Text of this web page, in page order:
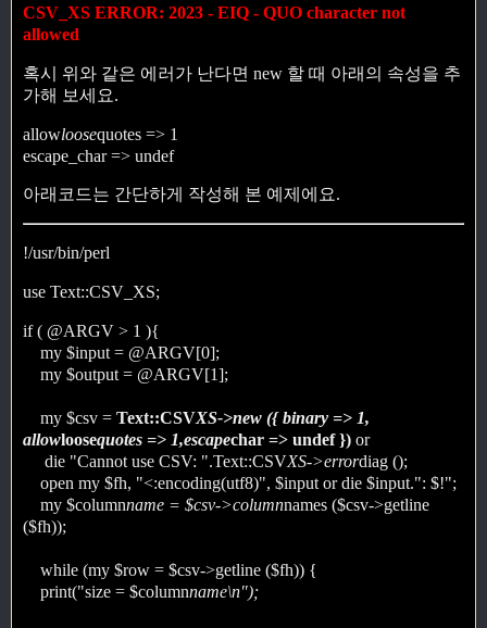
CSV_XS ERROR: 2023 - EIQ - QUO character not
allowed
혹시 위와 같은 에러가 난다면 new 할 때 아래의 속성을 추
가해 보세요.
allowloosequotes => 1
escape_char => undef
아래코드는 간단하게 작성해 본 예제에요.
!/usr/bin/perl
use Text::CSV_XS;
if ( @ARGV > 1 ){
my $input = @ARGV[0];
my $output = @ARGV[1];
my $csv = Text::CSVXS->new ({ binary => 1,
allowloosequotes => 1,escapechar => undef }) or
die "Cannot use CSV: ".Text::CSVXS->errordiag ();
open my $fh, "<:encoding(utf8)", $input or die $input.": $!";
my $columnname = $csv->columnnames ($csv->getline
($fh));
while (my $row = $csv->getline ($fh)) {
print("size = $columnname\n");